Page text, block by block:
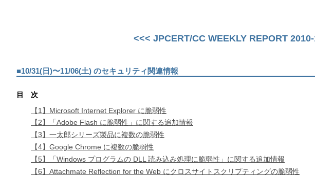
<<< JPCERT/CC WEEKLY REPORT
■10/31(日)〜11/06(土) のセキュリティ関連情報
目 次
【1】Microsoft Internet Explorer に脆弱性
【2】「Adobe Flash に脆弱性」に関する追加情報
【3】一太郎シリーズ製品に複数の脆弱性
【4】Google Chrome に複数の脆弱性
【5】「Windows プログラムの DLL 読み込み処理に脆弱性」に関する追加情報
【6】Attachmate Reflection for the Web にクロスサイトスクリプティングの脆弱性